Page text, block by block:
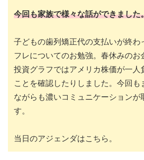
今回も家族で様々な話ができました
子どもの歯列矯正代の支払いが終わ
フレについてのお勉強。春休みのお
投資グラフではアメリカ株価が一人
ことを確認したりしました。今回も
ながらも濃いコミュニケーションが
す。
当日のアジェンダはこちら。